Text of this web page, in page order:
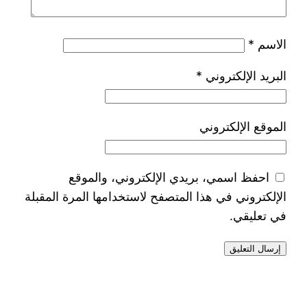
الاسم *
البريد الإلكتروني *
الموقع الإلكتروني
احفظ اسمي، بريدي الإلكتروني، والموقع
الإلكتروني في هذا المتصفح لاستخدامها المرة المقبلة
في تعليقي.